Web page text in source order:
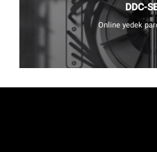
DDC-
Online yedek